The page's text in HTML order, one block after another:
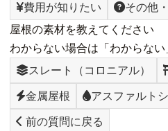
費用が知りたい
その他
屋根の素材を教えてください
わからない場合は「わからな
スレート（コロニアル）
金属屋根 アスファルト
前の質問に戻る